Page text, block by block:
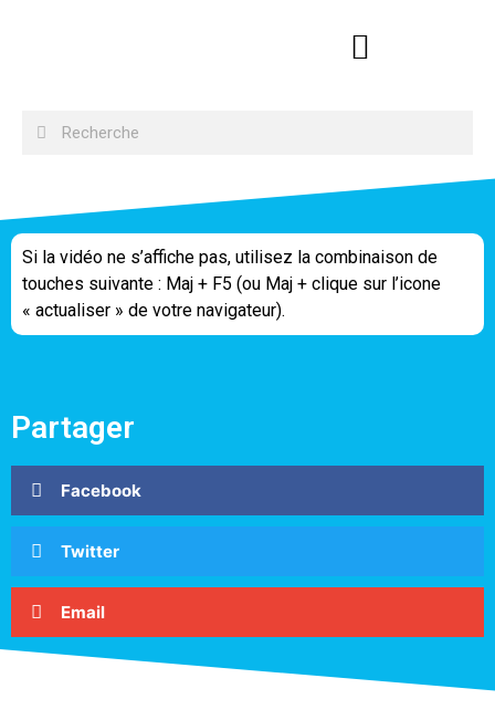
Si la vidéo ne s’affiche pas, utilisez la combinaison de
touches suivante : Maj + F5 (ou Maj + clique sur l’icone
« actualiser » de votre navigateur).
Partager
Facebook
Twitter
Email